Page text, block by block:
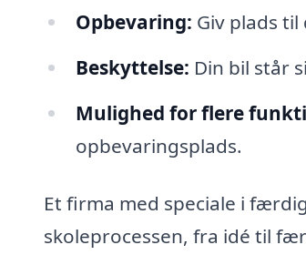
Opbevaring: Giv plads
Beskyttelse: Din bil står
Mulighed for flere
opbevaringsplads.
Et firma med speciale i
skoleprocessen, fra idé til